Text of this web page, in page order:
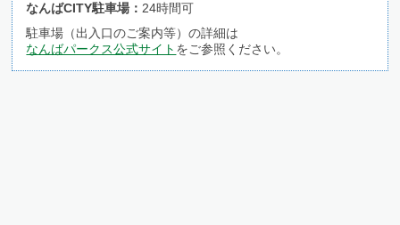
なんばCITY駐車場： 24時間可
駐車場（出入口のご案内等）の詳細は
なんばパークス公式サイト をご参照ください。